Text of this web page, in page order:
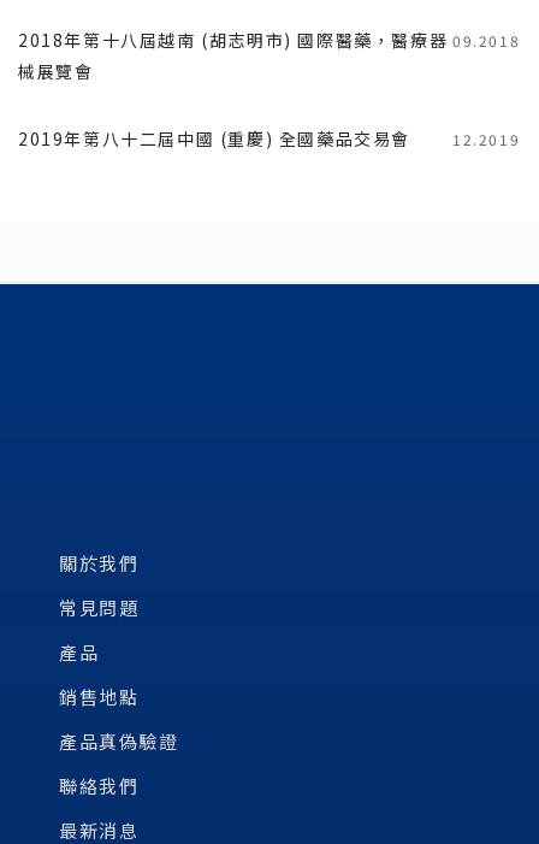
2018年第十八屆越南 (胡志明市) 國際醫藥，醫療器
械展覽會
09.2018
2019年第八十二屆中國 (重慶) 全國藥品交易會 12.2019
關於我們
常見問題
產品
銷售地點
產品真偽驗證
聯絡我們
最新消息